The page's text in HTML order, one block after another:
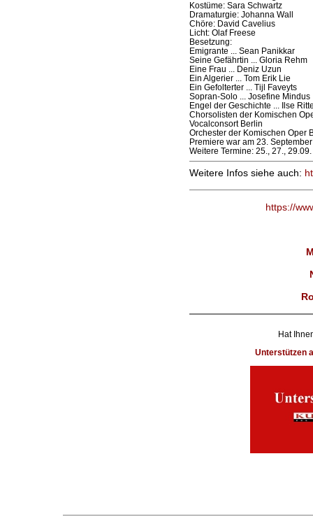
Kostüme: Sara Schwartz
Dramaturgie: Johanna Wall
Chöre: David Cavelius
Licht: Olaf Freese
Besetzung:
Emigrante ... Sean Panikkar
Seine Gefährtin ... Gloria Rehm
Eine Frau ... Deniz Uzun
Ein Algerier ... Tom Erik Lie
Ein Gefolterter ... Tijl Faveyts
Sopran-Solo ... Josefine Mindus
Engel der Geschichte ... Ilse
Chorsolisten der Komischen
Vocalconsort Berlin
Orchester der Komischen Oper
Premiere war am 23.
Weitere Termine: 25., 27.,
Weitere Infos siehe auch:
https://
Hat
Unterstützen